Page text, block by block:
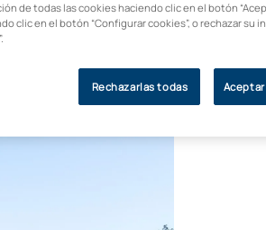
de todas las cookies haciendo clic en el botón
clic en el botón “Configurar cookies”, o rechazar su
Rechazarlas todas